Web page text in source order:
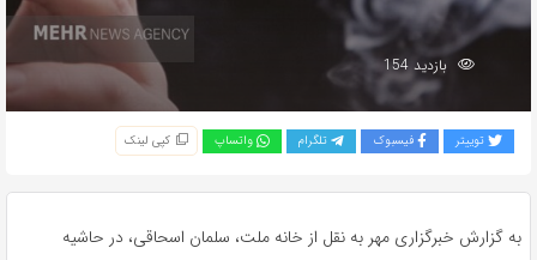
بازدید 154
توییتر فیسبوک تلگرام واتساپ کپی لینک
به گزارش خبرگزاری مهر به نقل از خانه ملت، سلمان اسحاقی، در حاشیه